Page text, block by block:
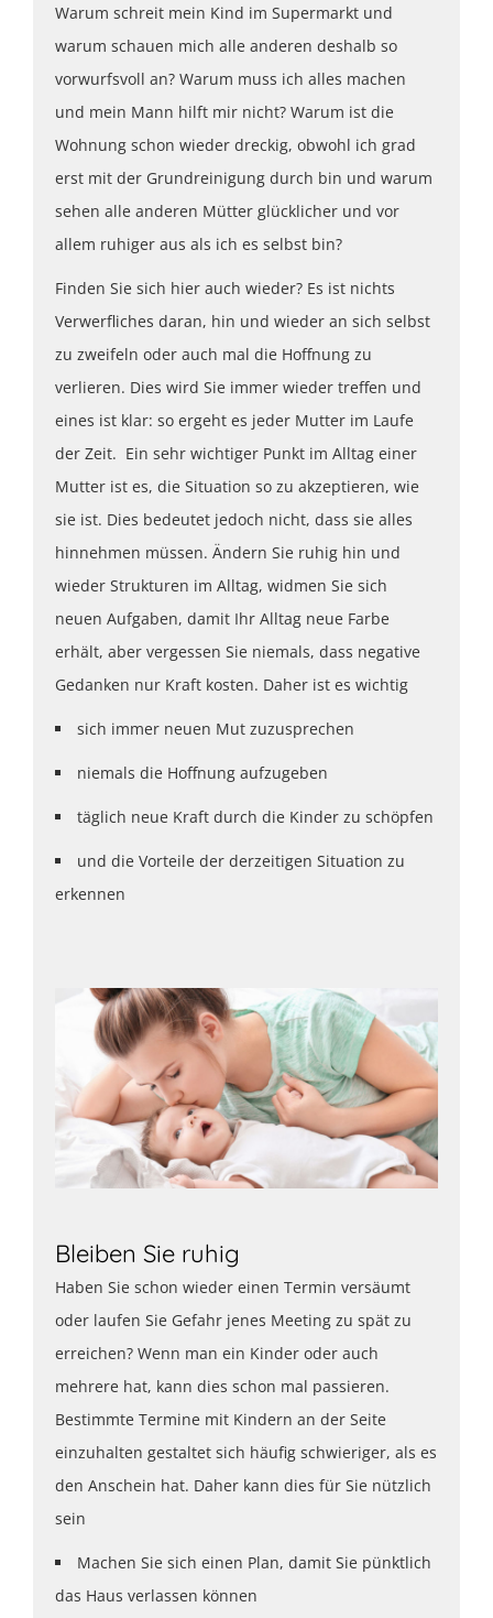
Warum schreit mein Kind im Supermarkt und
warum schauen mich alle anderen deshalb so
vorwurfsvoll an? Warum muss ich alles machen
und mein Mann hilft mir nicht? Warum ist die
Wohnung schon wieder dreckig, obwohl ich grad
erst mit der Grundreinigung durch bin und warum
sehen alle anderen Mütter glücklicher und vor
allem ruhiger aus als ich es selbst bin?
Finden Sie sich hier auch wieder? Es ist nichts
Verwerfliches daran, hin und wieder an sich selbst
zu zweifeln oder auch mal die Hoffnung zu
verlieren. Dies wird Sie immer wieder treffen und
eines ist klar: so ergeht es jeder Mutter im Laufe
der Zeit. Ein sehr wichtiger Punkt im Alltag einer
Mutter ist es, die Situation so zu akzeptieren, wie
sie ist. Dies bedeutet jedoch nicht, dass sie alles
hinnehmen müssen. Ändern Sie ruhig hin und
wieder Strukturen im Alltag, widmen Sie sich
neuen Aufgaben, damit Ihr Alltag neue Farbe
erhält, aber vergessen Sie niemals, dass negative
Gedanken nur Kraft kosten. Daher ist es wichtig
sich immer neuen Mut zuzusprechen
niemals die Hoffnung aufzugeben
täglich neue Kraft durch die Kinder zu schöpfen
und die Vorteile der derzeitigen Situation zu
erkennen
Bleiben Sie ruhig
Haben Sie schon wieder einen Termin versäumt
oder laufen Sie Gefahr jenes Meeting zu spät zu
erreichen? Wenn man ein Kinder oder auch
mehrere hat, kann dies schon mal passieren.
Bestimmte Termine mit Kindern an der Seite
einzuhalten gestaltet sich häufig schwieriger, als es
den Anschein hat. Daher kann dies für Sie nützlich
sein
Machen Sie sich einen Plan, damit Sie pünktlich
das Haus verlassen können